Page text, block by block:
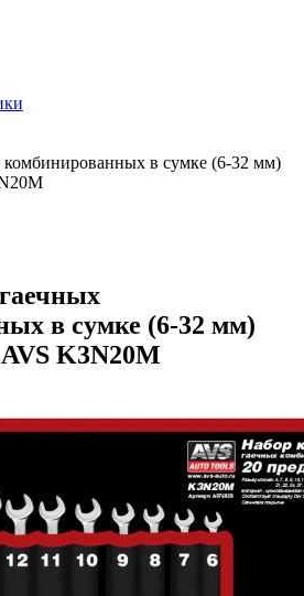
в сумке (6-32 мм)
в сумке (6-32 мм)
K3N20M